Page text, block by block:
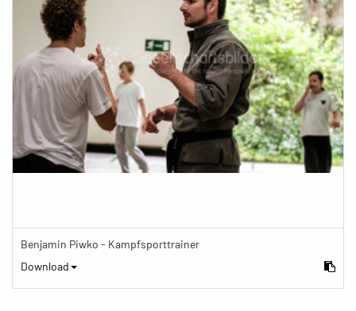
Benjamin Piwko - Kampfsporttrainer
Download